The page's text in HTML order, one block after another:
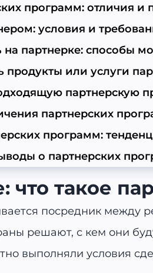
программ: отличия и
условия и
на партнерке: способы
продукты или услуги
партнерскую
партнерских
программ:
о партнерских
что такое
посредник между
решают, с кем они
выполняли условия